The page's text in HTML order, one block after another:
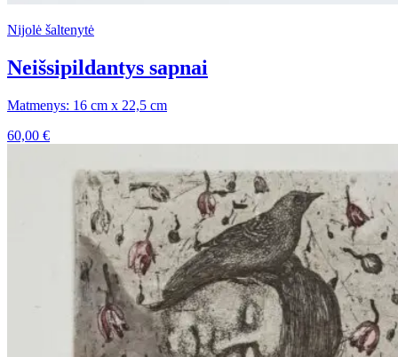
Nijolė šaltenytė
Neišsipildantys sapnai
Matmenys: 16 cm x 22,5 cm
60,00 €